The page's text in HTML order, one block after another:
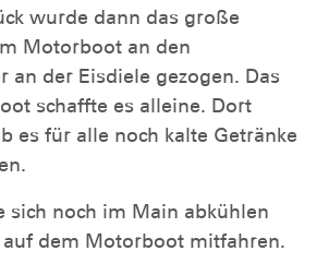
wurde dann das große
Motorboot an den
an der Eisdiele gezogen. Das
schaffte es alleine. Dort
es für alle noch kalte Getränke
sich noch im Main abkühlen
auf dem Motorboot mitfahren.